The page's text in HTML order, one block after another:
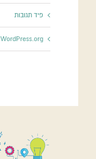
פיד תגובות
WordPress.org